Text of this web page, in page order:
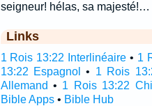
seigneur! hélas, sa majesté!…
Links
1 Rois 13:22 Interlinéaire • 1
13:22 Espagnol
• 1 Rois
Allemand • 1 Rois 13:22
Bible Apps• Bible Hub